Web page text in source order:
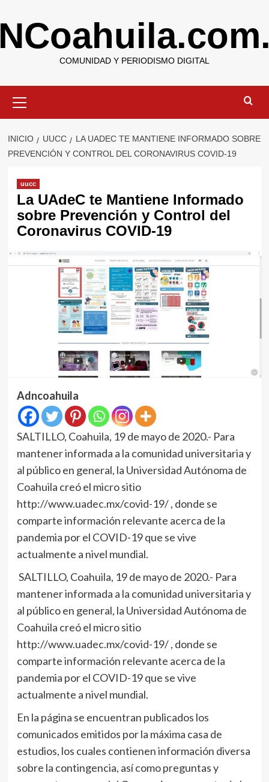
al
contenido
COMUNIDAD Y PERIODISMO DIGITAL
primario
INICIO UUCC
LA UADEC TE MANTIENE INFORMADO SOBRE
PREVENCIÓN Y CONTROL DEL CORONAVIRUS COVID-19
uucc
La UAdeC te Mantiene Informado
sobre Prevención y Control del
Coronavirus COVID-19
Adncoahuila
SALTILLO, Coahuila, 19 de mayo de 2020.- Para
mantener informada a la comunidad universitaria y
al público en general, la Universidad Autónoma de
Coahuila creó el micro sitio
http://www.uadec.mx/covid-19/ , donde se
comparte información relevante acerca de la
pandemia por el COVID-19 que se vive
actualmente a nivel mundial.
SALTILLO, Coahuila, 19 de mayo de 2020.- Para
mantener informada a la comunidad universitaria y
al público en general, la Universidad Autónoma de
Coahuila creó el micro sitio
http://www.uadec.mx/covid-19/ , donde se
comparte información relevante acerca de la
pandemia por el COVID-19 que se vive
actualmente a nivel mundial.
En la página se encuentran publicados los
comunicados emitidos por la máxima casa de
estudios, los cuales contienen información diversa
sobre la contingencia, así como preguntas y